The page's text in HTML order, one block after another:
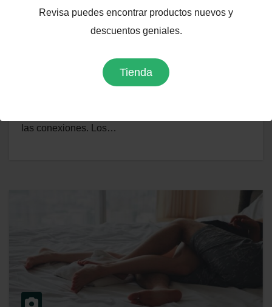
Revisa puedes encontrar productos nuevos y
descuentos geniales.
Tienda
las conexiones. Los…